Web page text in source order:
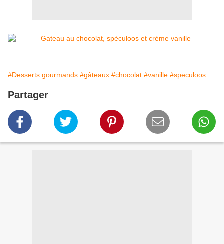
#Desserts gourmands #gâteaux #chocolat #vanille #speculoos
Partager